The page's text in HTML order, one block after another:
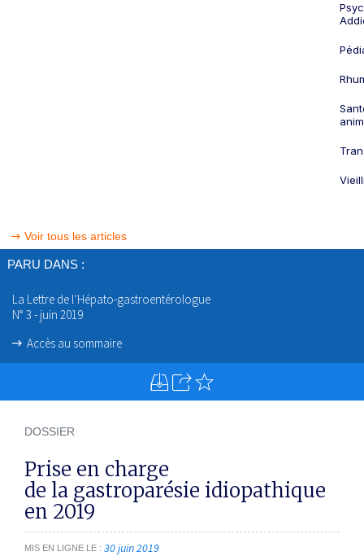
Voir tous les articles
PARU DANS :
La Lettre de l’Hépato-gastroentérologue
N° 3 - juin 2019
Accès au sommaire
DOSSIER
Prise en charge
de la gastroparésie idiopathique
en 2019
MIS EN LIGNE LE 30 juin 2019